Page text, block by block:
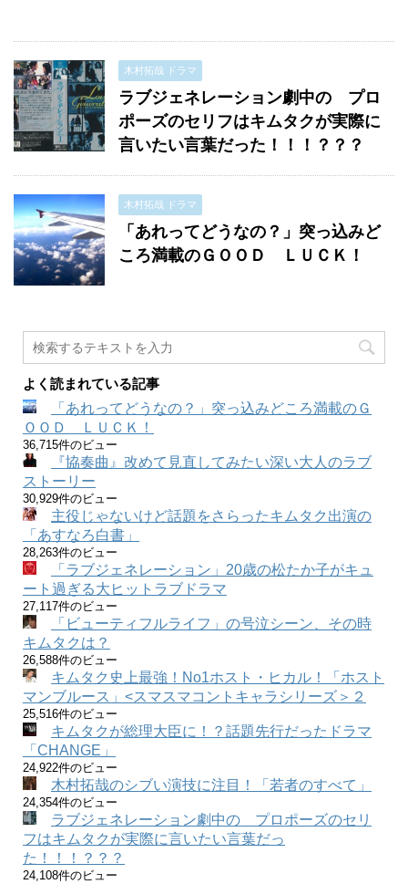
木村拓哉 ドラマ
ラブジェネレーション劇中の プロ
ポーズのセリフはキムタクが実際に
言いたい言葉だった！！！？？？
木村拓哉 ドラマ
「あれってどうなの？」突っ込みど
ころ満載のＧＯＯＤ ＬＵＣＫ！
よく読まれている記事
「あれってどうなの？」突っ込みどころ満載のＧ
ＯＯＤ ＬＵＣＫ！
36,715件のビュー
『協奏曲』改めて見直してみたい深い大人のラブ
ストーリー
30,929件のビュー
主役じゃないけど話題をさらったキムタク出演の
「あすなろ白書」
28,263件のビュー
「ラブジェネレーション」20歳の松たか子がキュ
ート過ぎる大ヒットラブドラマ
27,117件のビュー
「ビューティフルライフ」の号泣シーン、その時
キムタクは？
26,588件のビュー
キムタク史上最強！No1ホスト・ヒカル！「ホスト
マンブルース」<スマスマコントキャラシリーズ＞２
25,516件のビュー
キムタクが総理大臣に！？話題先行だったドラマ
「CHANGE」
24,922件のビュー
木村拓哉のシブい演技に注目！「若者のすべて」
24,354件のビュー
ラブジェネレーション劇中の プロポーズのセリ
フはキムタクが実際に言いたい言葉だっ
た！！！？？？
24,108件のビュー